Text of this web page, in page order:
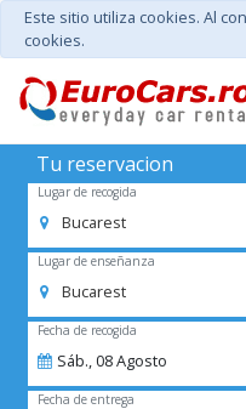
Este sitio utiliza cookies. Al
cookies.
Tu reservacion
Lugar de recogida
Bucarest
Lugar de enseñanza
Bucarest
Fecha de recogida
Sáb.,08Agosto
Fecha de entrega